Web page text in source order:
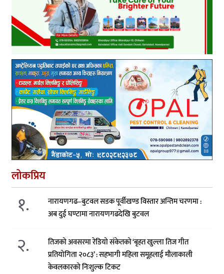
लोकप्रिय
१.
नारायणगढ–बुटवल सडक पूर्वीखण्ड विस्तार अन्तिम चरणमा :
अब दुई घण्टामा नारायणगढदेखि बुटवल
२.
तिजको अवसरमा रेडियो संकेतको ‘बृहत खुल्ला तिज गीत
प्रतियोगिता २०८३’ : सहभागी महिला समूहलाई मौलाकाली
केवलकारको निःशुल्क टिकट